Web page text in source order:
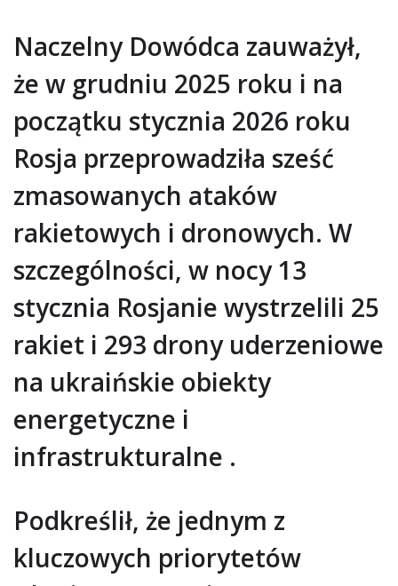
Naczelny Dowódca zauważył,
że w grudniu 2025 roku i na
początku stycznia 2026 roku
Rosja przeprowadziła sześć
zmasowanych ataków
rakietowych i dronowych. W
szczególności, w nocy 13
stycznia Rosjanie wystrzelili 25
rakiet i 293 drony uderzeniowe
na ukraińskie obiekty
energetyczne i
infrastrukturalne .
Podkreślił, że jednym z
kluczowych priorytetów